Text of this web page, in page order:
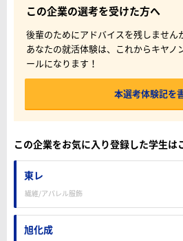
この企業の選考を受けた方へ
後輩のためにアドバイスを残しません
あなたの就活体験は、これからキヤノ
ールになります！
本選考体験記を
この企業をお気に入り登録した学生は
東レ
繊維/アパレル服飾
旭化成